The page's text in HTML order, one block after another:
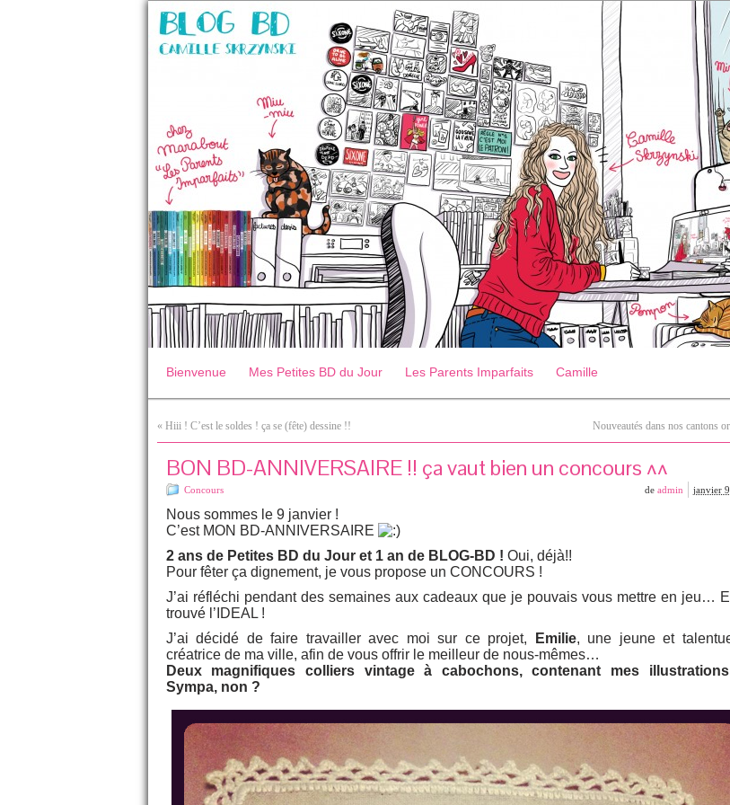
Bienvenue Mes Petites BD du Jour Les Parents Imparfaits Camille
« Hiii ! C’est le soldes ! ça se (fête) dessine !! Nouveautés dans nos cantons
BON BD-ANNIVERSAIRE !! ça vaut bien un concours ^^
Concours janvier
de admin
Nous sommes le 9 janvier !
C’est MON BD-ANNIVERSAIRE
2 ans de Petites BD du Jour et 1 an de BLOG-BD ! Oui, déjà!!
Pour fêter ça dignement, je vous propose un CONCOURS !
J’ai réfléchi pendant des semaines aux cadeaux que je pouvais vous mettre en jeu…
trouvé l’IDEAL !
J’ai décidé de faire travailler avec moi sur ce projet,
Emilie, une jeune et
créatrice de ma ville, afin de vous offrir le meilleur de nous-mêmes…
Deux magnifiques colliers vintage à cabochons, contenant mes
Sympa, non ?